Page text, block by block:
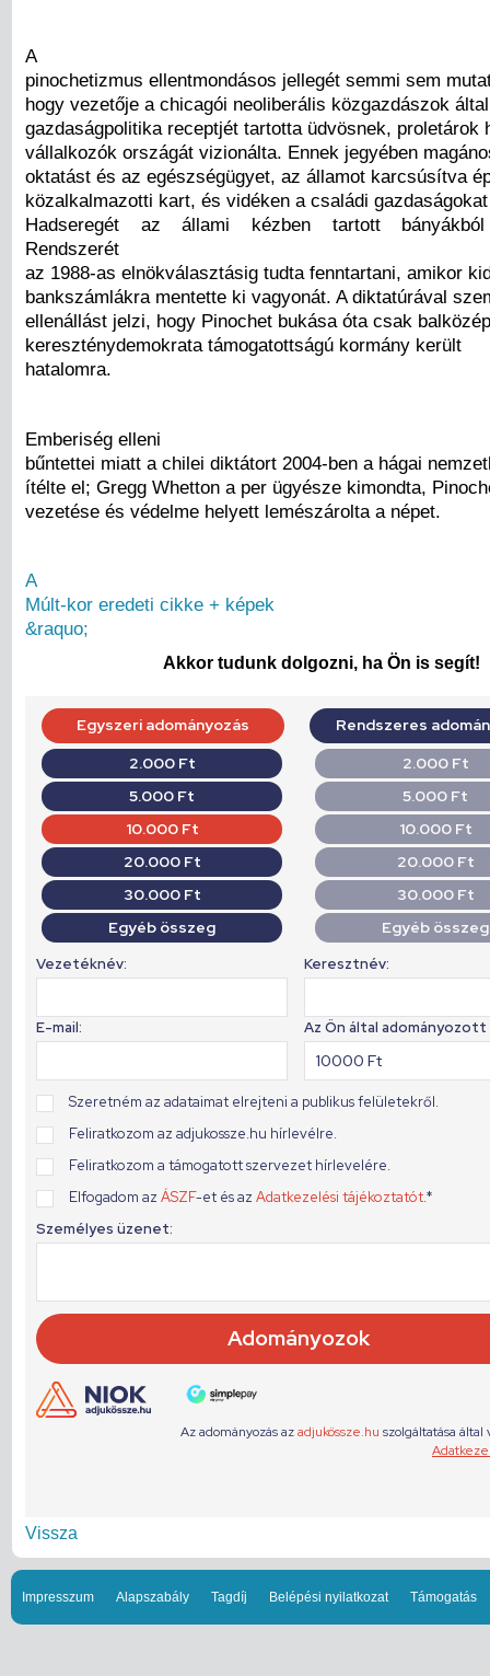
A
pinochetizmus ellentmondásos jellegét semmi sem
hogy vezetője a chicagói neoliberális közgazdászok
gazdaságpolitika receptjét tartotta üdvösnek, proletárok
vállalkozók országát vizionálta. Ennek jegyében
oktatást és az egészségügyet, az államot karcsúsítva
közalkalmazotti kart, és vidéken a családi
Hadseregét az állami kézben tartott bányákból
Rendszerét
az 1988-as elnökválasztásig tudta fenntartani, amikor
bankszámlákra mentette ki vagyonát. A diktatúrával
ellenállást jelzi, hogy Pinochet bukása óta csak
kereszténydemokrata támogatottságú kormány került
hatalomra.
Emberiség elleni
bűntettei miatt a chilei diktátort 2004-ben a hágai
ítélte el; Gregg Whetton a per ügyésze kimondta,
vezetése és védelme helyett lemészárolta a népet.
A
Múlt-kor eredeti cikke + képek
&raquo;
Akkor tudunk dolgozni, ha Ön is segít!
Vissza
Impresszum Alapszabály Tagdíj Belépési nyilatkozat Támogatás